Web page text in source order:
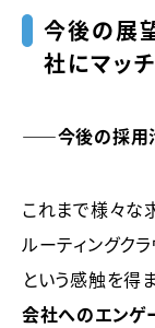
今後の展
社にマッ
――今後の採用
これまで様々な
ルーティングク
という感触を得
会社へのエンゲ